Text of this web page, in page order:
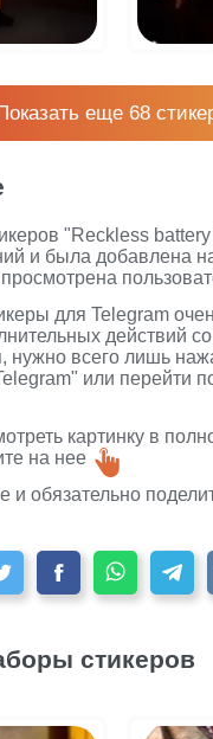
еще 68
"Reckless
и была добавлена
для Telegram
действий
нужно всего лишь
или перейти
картинку в
на нее
и обязательно
стикеров